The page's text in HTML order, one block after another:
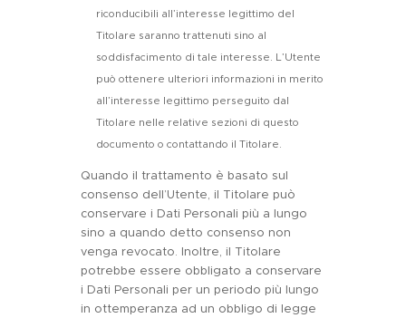
riconducibili all’interesse legittimo del
Titolare saranno trattenuti sino al
soddisfacimento di tale interesse. L’Utente
può ottenere ulteriori informazioni in merito
all’interesse legittimo perseguito dal
Titolare nelle relative sezioni di questo
documento o contattando il Titolare.
Quando il trattamento è basato sul
consenso dell’Utente, il Titolare può
conservare i Dati Personali più a lungo
sino a quando detto consenso non
venga revocato. Inoltre, il Titolare
potrebbe essere obbligato a conservare
i Dati Personali per un periodo più lungo
in ottemperanza ad un obbligo di legge